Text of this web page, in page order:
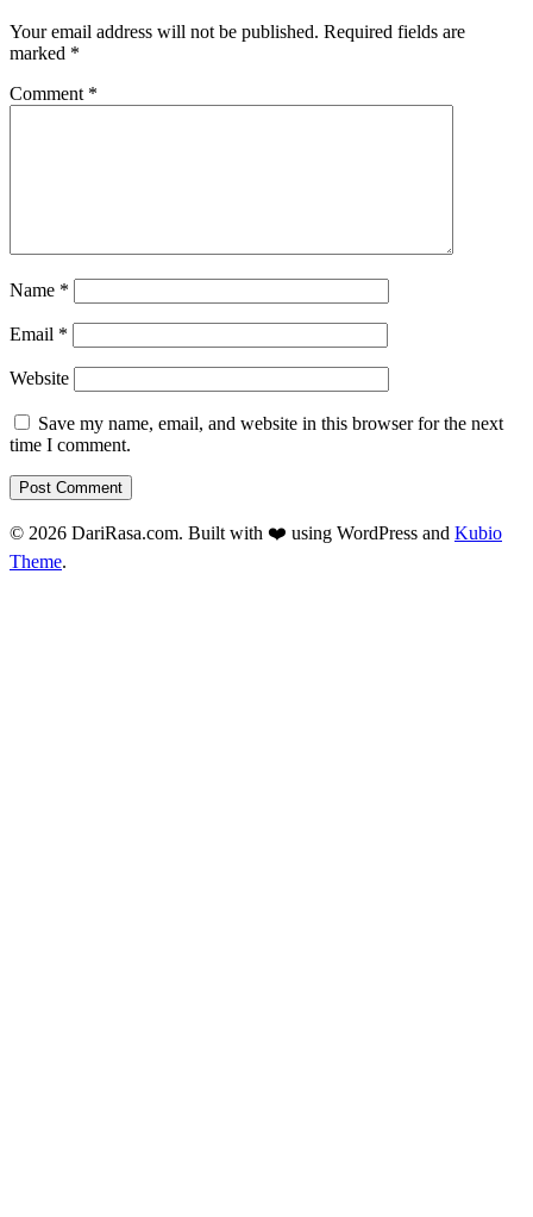
Your email address will not be published. Required fields are
marked *
Comment *
Name *
Email *
Website
Save my name, email, and website in this browser for the next
time I comment.
© 2026 DariRasa.com. Built with ❤️ using WordPress and Kubio
Theme.